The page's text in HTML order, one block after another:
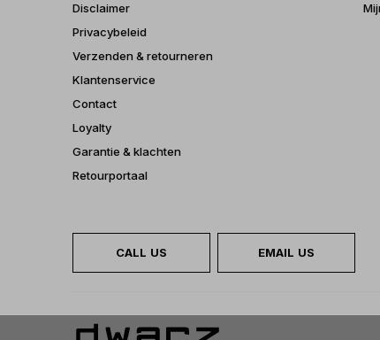
Disclaimer
Privacybeleid
Verzenden & retourneren
Klantenservice
Contact
Loyalty
Garantie & klachten
Retourportaal
CALL US EMAIL US